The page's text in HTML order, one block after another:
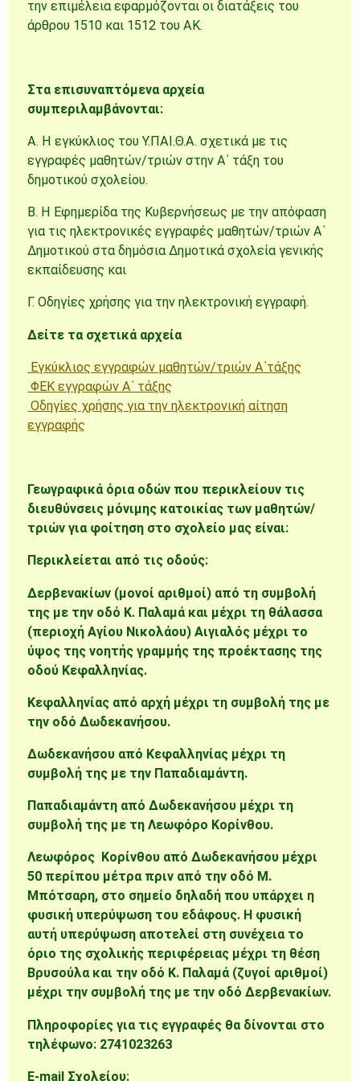
την επιμέλεια εφαρμόζονται οι διατάξεις του
άρθρου 1510 και 1512 του ΑΚ.
Στα επισυναπτόμενα αρχεία
συμπεριλαμβάνονται:
Α. Η εγκύκλιος του Υ.ΠΑΙ.Θ.Α. σχετικά με τις
εγγραφές μαθητών/τριών στην Α΄ τάξη του
δημοτικού σχολείου.
Β. Η Εφημερίδα της Κυβερνήσεως με την απόφαση
για τις ηλεκτρονικές εγγραφές μαθητών/τριών Α΄
Δημοτικού στα δημόσια Δημοτικά σχολεία γενικής
εκπαίδευσης και
Γ. Οδηγίες χρήσης για την ηλεκτρονική εγγραφή.
Δείτε τα σχετικά αρχεία
Εγκύκλιος εγγραφών μαθητών/τριών Α΄τάξης
ΦΕΚ εγγραφών Α΄ τάξης
Οδηγίες χρήσης για την ηλεκτρονική αίτηση
εγγραφής
Γεωγραφικά όρια οδών που περικλείουν τις
διευθύνσεις μόνιμης κατοικίας των μαθητών/
τριών για φοίτηση στο σχολείο μας είναι:
Περικλείεται από τις οδούς:
Δερβενακίων (μονοί αριθμοί) από τη συμβολή
της με την οδό Κ. Παλαμά και μέχρι τη θάλασσα
(περιοχή Αγίου Νικολάου) Αιγιαλός μέχρι το
ύψος της νοητής γραμμής της προέκτασης της
οδού Κεφαλληνίας.
Κεφαλληνίας από αρχή μέχρι τη συμβολή της με
την οδό Δωδεκανήσου.
Δωδεκανήσου από Κεφαλληνίας μέχρι τη
συμβολή της με την Παπαδιαμάντη.
Παπαδιαμάντη από Δωδεκανήσου μέχρι τη
συμβολή της με τη Λεωφόρο Κορίνθου.
Λεωφόρος Κορίνθου από Δωδεκανήσου μέχρι
50 περίπου μέτρα πριν από την οδό Μ.
Μπότσαρη, στο σημείο δηλαδή που υπάρχει η
φυσική υπερύψωση του εδάφους. Η φυσική
αυτή υπερύψωση αποτελεί στη συνέχεια το
όριο της σχολικής περιφέρειας μέχρι τη θέση
Βρυσούλα και την οδό Κ. Παλαμά (ζυγοί αριθμοί)
μέχρι την συμβολή της με την οδό Δερβενακίων.
Πληροφορίες για τις εγγραφές θα δίνονται στο
τηλέφωνο: 2741023263
E-mail Σχολείου: